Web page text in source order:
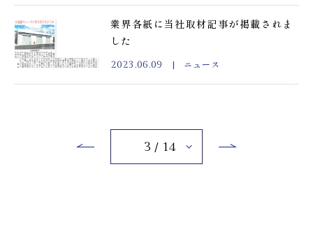
業界各紙に当社取材記事が掲載されま
した
2023.06.09 ニュース
3 / 14